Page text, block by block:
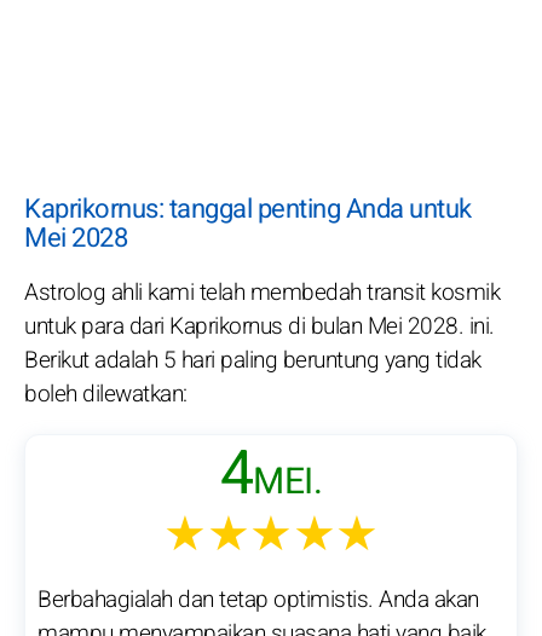
Kaprikornus: tanggal penting Anda untuk
Mei 2028
Astrolog ahli kami telah membedah transit kosmik
untuk para dari Kaprikornus di bulan Mei 2028. ini.
Berikut adalah 5 hari paling beruntung yang tidak
boleh dilewatkan:
4MEI.
★★★★★
Berbahagialah dan tetap optimistis. Anda akan